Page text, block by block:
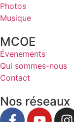
Photos
Musique
MCOE
Évenements
Qui sommes-nous
Contact
Nos réseaux